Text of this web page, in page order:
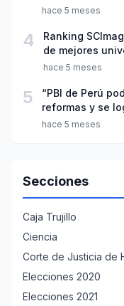
año escolar 2026
hace 5 meses
4
Ranking
de mejores
hace 5 meses
5
“PBI de Perú
reformas y se
hace 5 meses
Secciones
Caja Trujillo
Ciencia
Corte de Justicia de
Elecciones 2020
Elecciones 2021